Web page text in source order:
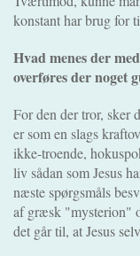
konstant har brug for
Hvad menes der
overføres der noget
For den der tror, sker
er som en slags
ikke-troende,
liv sådan som Jesus
næste spørgsmåls
af græsk "mysterion"
det går til, at Jesus